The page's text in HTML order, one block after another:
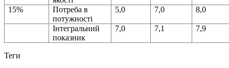
15%
Потреба в
потужності
5,0 7,0 8,0
Інтегральний
показник
7,0 7,1 7,9
Теги